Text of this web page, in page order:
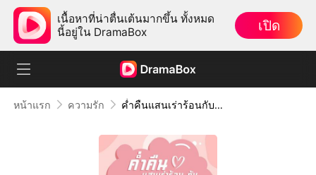
เนื้อหาที่น่าตื่นเต้นมากขึ้น ทั้งหมด
นี้อยู่ใน DramaBox
เปิด
หน้าแรก ความรัก ค่ำคืนแสนเร่าร้อนกับท่านประธาน